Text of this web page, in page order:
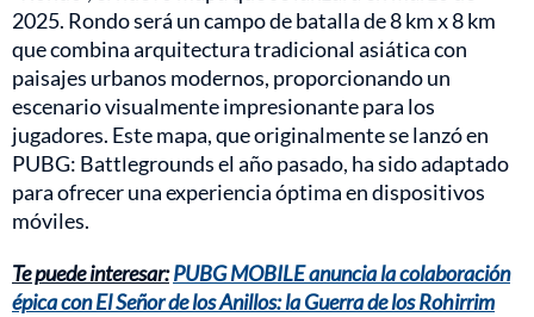
2025. Rondo será un campo de batalla de 8 km x 8 km
que combina arquitectura tradicional asiática con
paisajes urbanos modernos, proporcionando un
escenario visualmente impresionante para los
jugadores. Este mapa, que originalmente se lanzó en
PUBG: Battlegrounds el año pasado, ha sido adaptado
para ofrecer una experiencia óptima en dispositivos
móviles.
Te puede interesar:PUBG MOBILE anuncia la colaboración
épica con El Señor de los Anillos: la Guerra de los Rohirrim